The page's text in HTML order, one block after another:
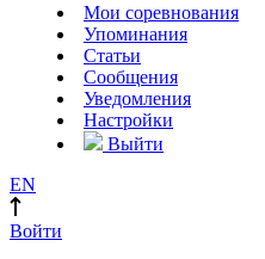
Мои соревнования
Упоминания
Статьи
Сообщения
Уведомления
Настройки
Выйти
EN
Войти